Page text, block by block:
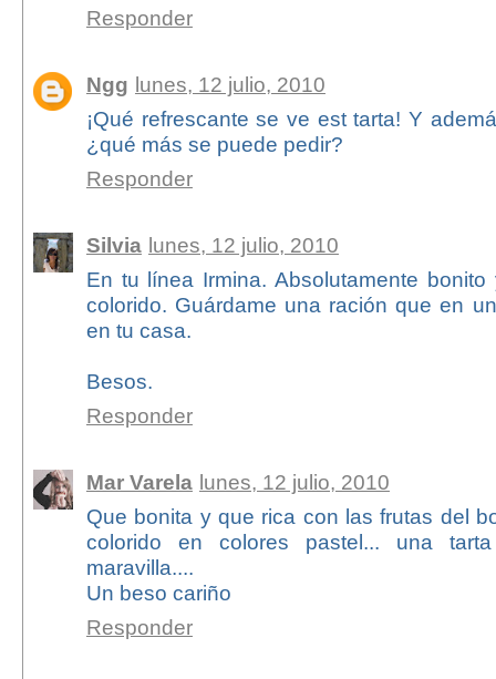
Responder
Ngg lunes, 12 julio, 2010
¡Qué refrescante se ve est tarta! Y
¿qué más se puede pedir?
Responder
Silvia lunes, 12 julio, 2010
En tu línea Irmina. Absolutamente
colorido. Guárdame una ración que en
en tu casa.
Besos.
Responder
Mar Varela lunes, 12 julio, 2010
Que bonita y que rica con las frutas del
colorido en colores pastel... una
maravilla....
Un beso cariño
Responder